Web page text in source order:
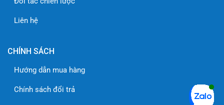
Liên hệ
CHÍNH SÁCH
Hướng dẫn mua hàng
Chính sách đổi trả